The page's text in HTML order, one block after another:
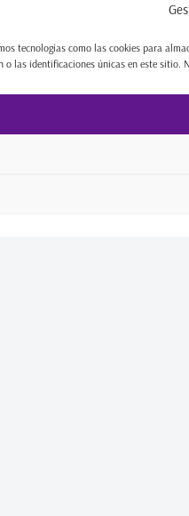
tecnologías como las cookies para
o las identificaciones únicas en este